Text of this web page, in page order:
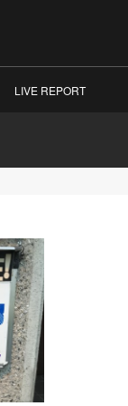
LIVE REPORT